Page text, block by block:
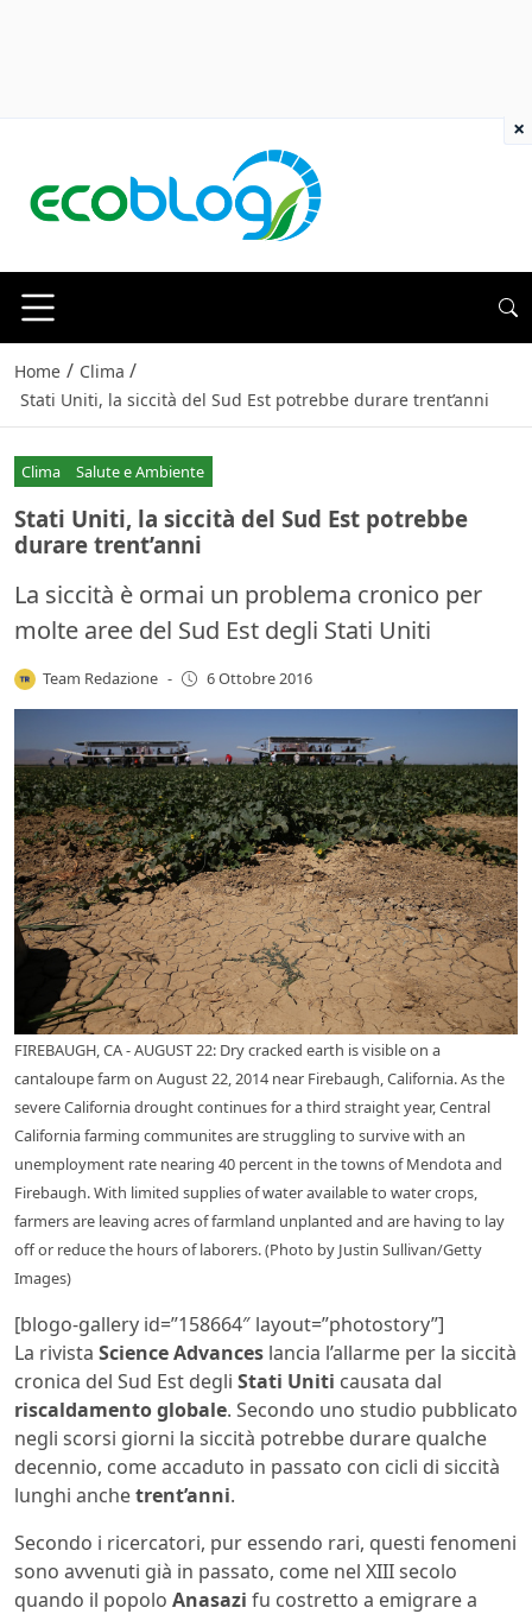
Home / Clima /
Stati Uniti, la siccità del Sud Est potrebbe durare trent’anni
Clima Salute e Ambiente
Stati Uniti, la siccità del Sud Est potrebbe
durare trent’anni
La siccità è ormai un problema cronico per
molte aree del Sud Est degli Stati Uniti
Team Redazione - 6 Ottobre 2016
FIREBAUGH, CA - AUGUST 22: Dry cracked earth is visible on a
cantaloupe farm on August 22, 2014 near Firebaugh, California. As the
severe California drought continues for a third straight year, Central
California farming communites are struggling to survive with an
unemployment rate nearing 40 percent in the towns of Mendota and
Firebaugh. With limited supplies of water available to water crops,
farmers are leaving acres of farmland unplanted and are having to lay
off or reduce the hours of laborers. (Photo by Justin Sullivan/Getty
Images)
[blogo-gallery id=”158664″ layout=”photostory”]
La rivista Science Advances lancia l’allarme per la siccità
cronica del Sud Est degli Stati Uniti causata dal
riscaldamento globale. Secondo uno studio pubblicato
negli scorsi giorni la siccità potrebbe durare qualche
decennio, come accaduto in passato con cicli di siccità
lunghi anchetrent’anni.
Secondo i ricercatori, pur essendo rari, questi fenomeni
sono avvenuti già in passato, come nel XIII secolo
quando il popolo Anasazi fu costretto a emigrare a
×